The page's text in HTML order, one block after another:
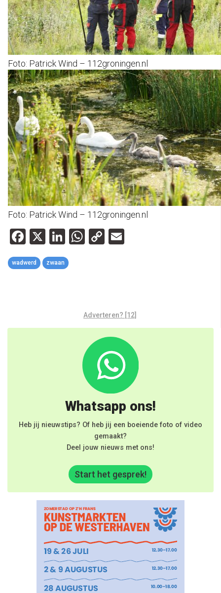
Foto: Patrick Wind – 112groningen.nl
Foto: Patrick Wind – 112groningen.nl
Facebook
X LinkedIn
WhatsApp
Copy
wadwerd zwaan
Adverteren? [12]
Whatsapp ons!
Heb jij nieuwstips? Of heb jij een boeiende foto of video
gemaakt?
Deel jouw nieuws met ons!
Start het gesprek!